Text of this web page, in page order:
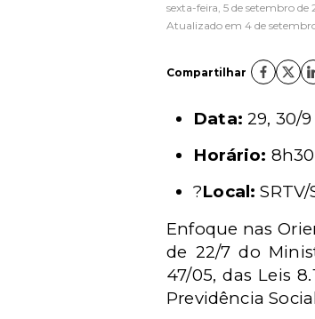
sexta-feira, 5 de setembro de
Atualizado em 4 de setembro
Compartilhar
Data: 29, 30/9
Horário:
?Local: SRTV/
Enfoque nas
de 22/7 do
47/05, das Leis
Previdência